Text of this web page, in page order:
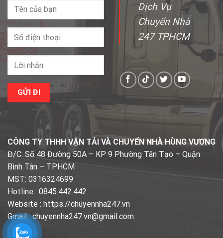
Dịch Vụ
Chuyển Nhà
247 TPHCM
CÔNG TY THHH VẬN TẢI VÀ CHUYỂN NHÀ HÙNG VƯƠNG
Đ/C: Số 48 Đường 50A – KP 9 Phường Tân Tạo – Quận
Bình Tân – TPHCM
MST: 0316324699
Hotline : 0845.442.442
Website : https://chuyennha247.vn
Gmail : chuyennha247.vn@gmail.com